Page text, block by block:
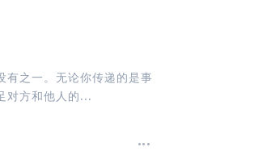
有之一。无论你传递的是事
对方和他人的...